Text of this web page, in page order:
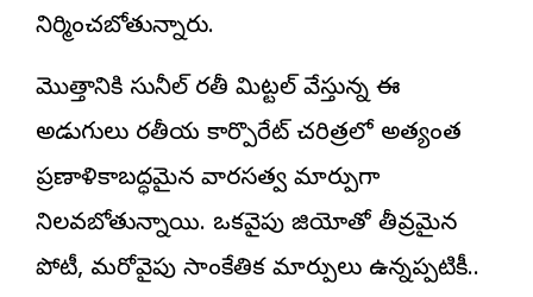
నిర్మించబోతున్నారు.
మొత్తానికి సునీల్ భారతీ మిట్టల్ వేస్తున్న ఈ
అడుగులు భారతీయ కార్పొరేట్ చరిత్రలో అత్యంత
ప్రణాళికాబద్ధమైన వారసత్వ మార్పుగా
నిలవబోతున్నాయి. ఒకవైపు జియోతో తీవ్రమైన
పోటీ, మరోవైపు సాంకేతిక మార్పులు ఉన్నప్పటికీ..